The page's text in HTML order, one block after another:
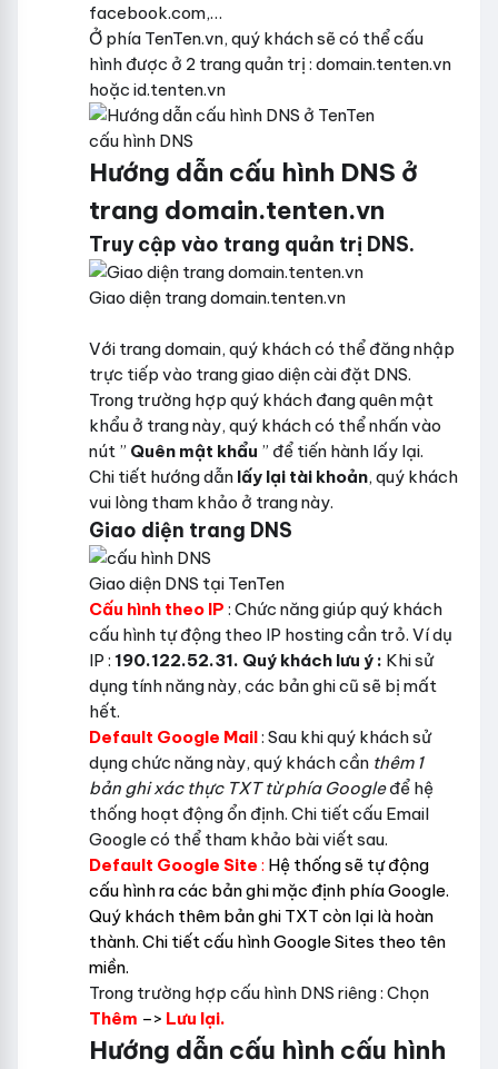
facebook.com,…
Ở phía TenTen.vn, quý khách sẽ có thể cấu
hình được ở 2 trang quản trị : domain.tenten.vn
hoặc id.tenten.vn
cấu hình DNS
Hướng dẫn cấu hình DNS ở
trang domain.tenten.vn
Truy cập vào trang quản trị DNS.
Giao diện trang domain.tenten.vn
Với trang domain, quý khách có thể đăng nhập
trực tiếp vào trang giao diện cài đặt DNS.
Trong trường hợp quý khách đang quên mật
khẩu ở trang này, quý khách có thể nhấn vào
nút ” Quên mật khẩu ” để tiến hành lấy lại.
Chi tiết hướng dẫn lấy lại tài khoản, quý khách
vui lòng tham khảo ở trang này.
Giao diện trang DNS
Giao diện DNS tại TenTen
Cấu hình theo IP : Chức năng giúp quý khách
cấu hình tự động theo IP hosting cần trỏ. Ví dụ
IP : 190.122.52.31. Quý khách lưu ý : Khi sử
dụng tính năng này, các bản ghi cũ sẽ bị mất
hết.
Default Google Mail: Sau khi quý khách sử
dụng chức năng này, quý khách cần thêm 1
bản ghi xác thực TXT từ phía Googleđể hệ
thống hoạt động ổn định. Chi tiết cấu Email
Google có thể tham khảo bài viết sau.
Default Google Site : Hệ thống sẽ tự động
cấu hình ra các bản ghi mặc định phía Google.
Quý khách thêm bản ghi TXT còn lại là hoàn
thành. Chi tiết cấu hình Google Sites theo tên
miền.
Trong trường hợp cấu hình DNS riêng : Chọn
Thêm –> Lưu lại.
Hướng dẫn cấu hình cấu hình